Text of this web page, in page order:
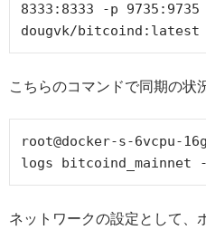
8333:8333 -p 9735:9735
こちらのコマンドで同期の状
root@docker-s-6vcpu-
ネットワークの設定として、